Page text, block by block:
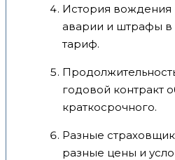
История вождения
аварии и штрафы
тариф.
годовой контракт
краткосрочного.
Разные
разные цены и